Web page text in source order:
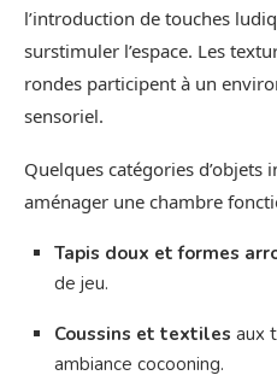
l’introduction de touches
surstimuler l’espace. Les
rondes participent à un
sensoriel.
Quelques catégories d’objets
aménager une chambre
Tapis doux et formes
de jeu.
Coussins et textiles aux
ambiance cocooning.